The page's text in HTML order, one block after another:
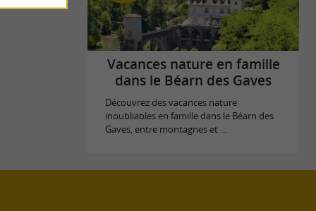
Vacances nature en famille
dans le Béarn des Gaves
Découvrez des vacances nature
inoubliables en famille dans le Béarn des
Gaves, entre montagnes et ...